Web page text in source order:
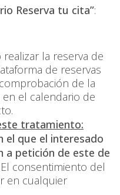
Reserva tu cita”:
la reserva de
de reservas
de la
el calendario de
tratamiento:
el que el interesado
a petición de este de
El consentimiento del
en cualquier